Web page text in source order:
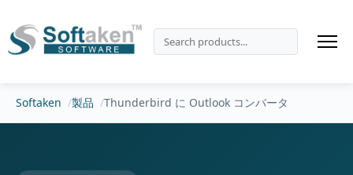
Softaken 製品 Thunderbird に Outlook コンバータ